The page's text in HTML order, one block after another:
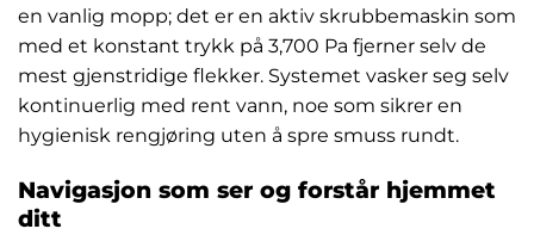
en vanlig mopp; det er en aktiv skrubbemaskin som
med et konstant trykk på 3,700 Pa fjerner selv de
mest gjenstridige flekker. Systemet vasker seg selv
kontinuerlig med rent vann, noe som sikrer en
hygienisk rengjøring uten å spre smuss rundt.
Navigasjon som ser og forstår hjemmet
ditt